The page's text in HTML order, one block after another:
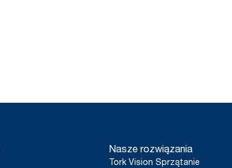
Nasze rozwiązania
Tork Vision Sprzątanie